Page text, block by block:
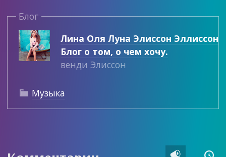
Блог
Лина Оля Луна Элиссон Эллиссон
Блог о том, о чем хочу.
венди Элиссон
 Музыка